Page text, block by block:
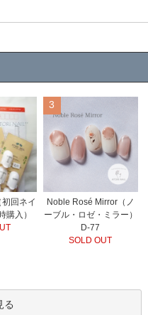
回ネイ
購入）
3
Noble Rosé Mirror（ノ
ーブル・ロゼ・ミラー）
D-77
SOLD OUT
る